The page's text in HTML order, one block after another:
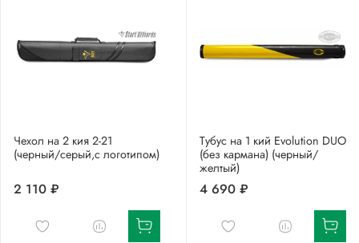
Чехол на 2 кия 2-21
(черный/серый,с логотипом)
2 110 ₽
Тубус на 1 кий Evolution DUO
(без кармана) (черный/
желтый)
4 690 ₽